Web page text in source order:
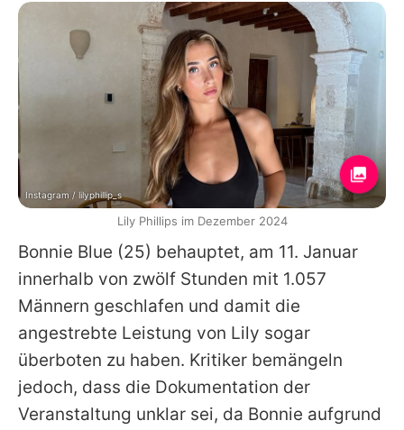
Bonnie Blue (25) behauptet, am 11. Januar
innerhalb von zwölf Stunden mit 1.057
Männern geschlafen und damit die
angestrebte Leistung von Lily sogar
überboten zu haben. Kritiker bemängeln
jedoch, dass die Dokumentation der
Veranstaltung unklar sei, da Bonnie aufgrund
Instagram / lilyphillip_s
Lily Phillips im Dezember 2024